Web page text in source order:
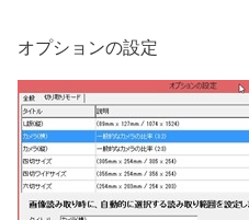
オプションの設定